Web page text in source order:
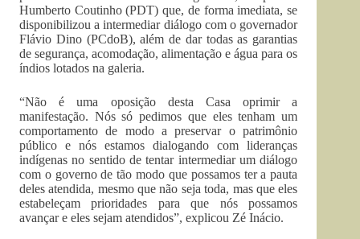
Humberto Coutinho (PDT) que, de forma imediata, se
disponibilizou a intermediar diálogo com o governador
Flávio Dino (PCdoB), além de dar todas as garantias
de segurança, acomodação, alimentação e água para os
índios lotados na galeria.
“Não é uma oposição desta Casa oprimir a
manifestação. Nós só pedimos que eles tenham um
comportamento de modo a preservar o patrimônio
público e nós estamos dialogando com lideranças
indígenas no sentido de tentar intermediar um diálogo
com o governo de tão modo que possamos ter a pauta
deles atendida, mesmo que não seja toda, mas que eles
estabeleçam prioridades para que nós possamos
avançar e eles sejam atendidos”, explicou Zé Inácio.